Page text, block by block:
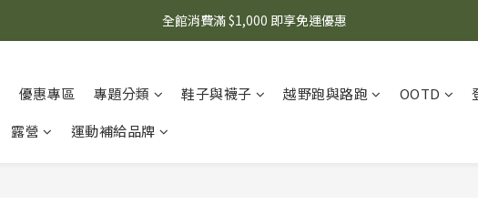
🌟 想知道現在有什麼優惠嗎？ 點擊查看最新優惠！
全館消費滿 $1,000 即享免運優惠
優惠專區 專題分類 鞋子與襪子 越野跑與路跑 OOTD
露營 運動補給品牌